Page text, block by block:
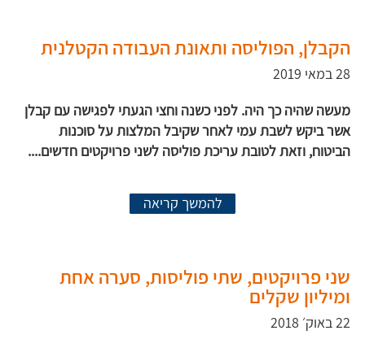
הקבלן, הפוליסה ותאונת העבודה הקטלנית
28 במאי 2019
מעשה שהיה כך היה. לפני כשנה וחצי הגעתי לפגישה עם קבלן
אשר ביקש לשבת עמי לאחר שקיבל המלצות על סוכנות
הביטוח, וזאת לטובת עריכת פוליסה לשני פרויקטים חדשים....
להמשך קריאה
שני פרויקטים, שתי פוליסות, סערה אחת
ומיליון שקלים
22 באוק׳ 2018